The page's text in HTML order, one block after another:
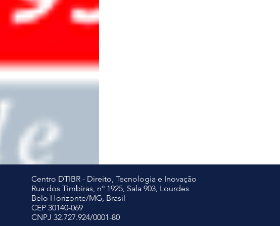
Centro DTIBR - Direito, Tecnologia e Inovação
Rua dos Timbiras, nº 1925, Sala 903, Lourdes
Belo Horizonte/MG, Brasil
CEP 30140-069
CNPJ 32.727.924/0001-80